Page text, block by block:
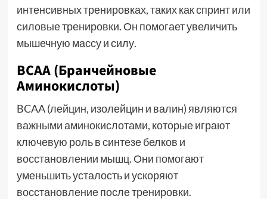
интенсивных тренировках, таких как спринт или
силовые тренировки. Он помогает увеличить
мышечную массу и силу.
BCAA (Бранчейновые
Аминокислоты)
BCAA (лейцин, изолейцин и валин) являются
важными аминокислотами, которые играют
ключевую роль в синтезе белков и
восстановлении мышц. Они помогают
уменьшить усталость и ускоряют
восстановление после тренировки.